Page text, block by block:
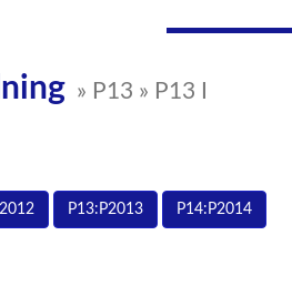
» P13 » P13 I
P13:P2013 P14:P2014